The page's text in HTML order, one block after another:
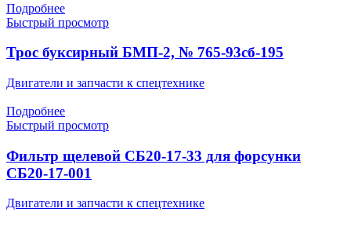
Подробнее
Быстрый просмотр
Трос буксирный БМП-2, № 765-93сб-195
Двигатели и запчасти к спецтехнике
Подробнее
Быстрый просмотр
Фильтр щелевой СБ20-17-33 для форсунки
СБ20-17-001
Двигатели и запчасти к спецтехнике